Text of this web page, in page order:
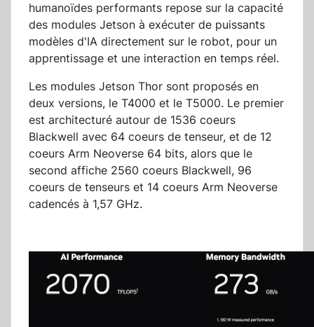
humanoïdes performants repose sur la capacité
des modules Jetson à exécuter de puissants
modèles d'IA directement sur le robot, pour un
apprentissage et une interaction en temps réel.
Les modules Jetson Thor sont proposés en
deux versions, le T4000 et le T5000. Le premier
est architecturé autour de 1536 coeurs
Blackwell avec 64 coeurs de tenseur, et de 12
coeurs Arm Neoverse 64 bits, alors que le
second affiche 2560 coeurs Blackwell, 96
coeurs de tenseurs et 14 coeurs Arm Neoverse
cadencés à 1,57 GHz.